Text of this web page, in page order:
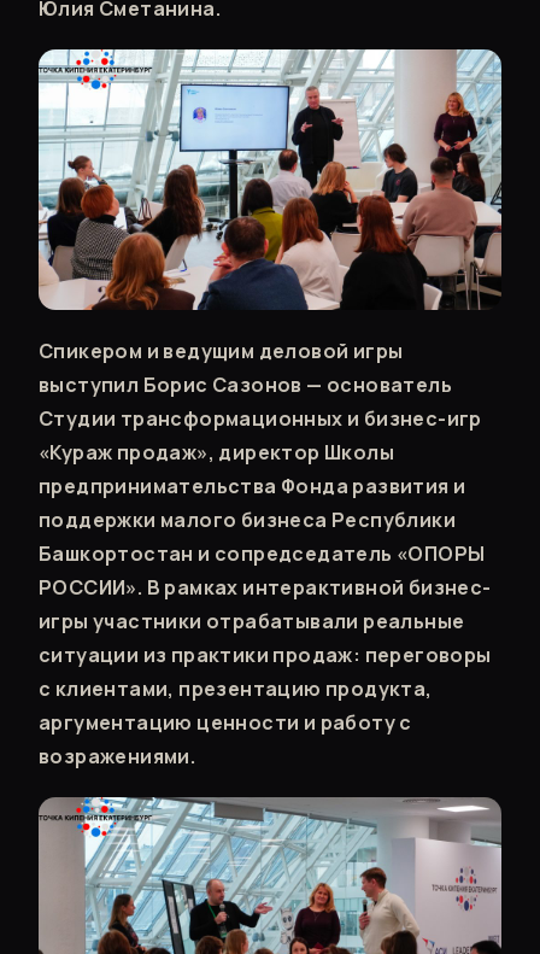
Юлия Сметанина.
Спикером и ведущим деловой игры
выступил Борис Сазонов — основатель
Студии трансформационных и бизнес-игр
«Кураж продаж», директор Школы
предпринимательства Фонда развития и
поддержки малого бизнеса Республики
Башкортостан и сопредседатель «ОПОРЫ
РОССИИ». В рамках интерактивной бизнес-
игры участники отрабатывали реальные
ситуации из практики продаж: переговоры
с клиентами, презентацию продукта,
аргументацию ценности и работу с
возражениями.